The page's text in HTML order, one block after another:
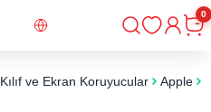
Giriş
0
Kılıf ve Ekran Koruyucular Apple